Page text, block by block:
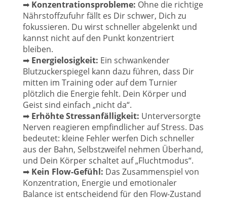
➡ Konzentrationsprobleme: Ohne die richtige
Nährstoffzufuhr fällt es Dir schwer, Dich zu
fokussieren. Du wirst schneller abgelenkt und
kannst nicht auf den Punkt konzentriert
bleiben.
➡ Energielosigkeit: Ein schwankender
Blutzuckerspiegel kann dazu führen, dass Dir
mitten im Training oder auf dem Turnier
plötzlich die Energie fehlt. Dein Körper und
Geist sind einfach „nicht da“.
➡ Erhöhte Stressanfälligkeit: Unterversorgte
Nerven reagieren empfindlicher auf Stress. Das
bedeutet: kleine Fehler werfen Dich schneller
aus der Bahn, Selbstzweifel nehmen Überhand,
und Dein Körper schaltet auf „Fluchtmodus“.
➡ Kein Flow-Gefühl: Das Zusammenspiel von
Konzentration, Energie und emotionaler
Balance ist entscheidend für den Flow-Zustand